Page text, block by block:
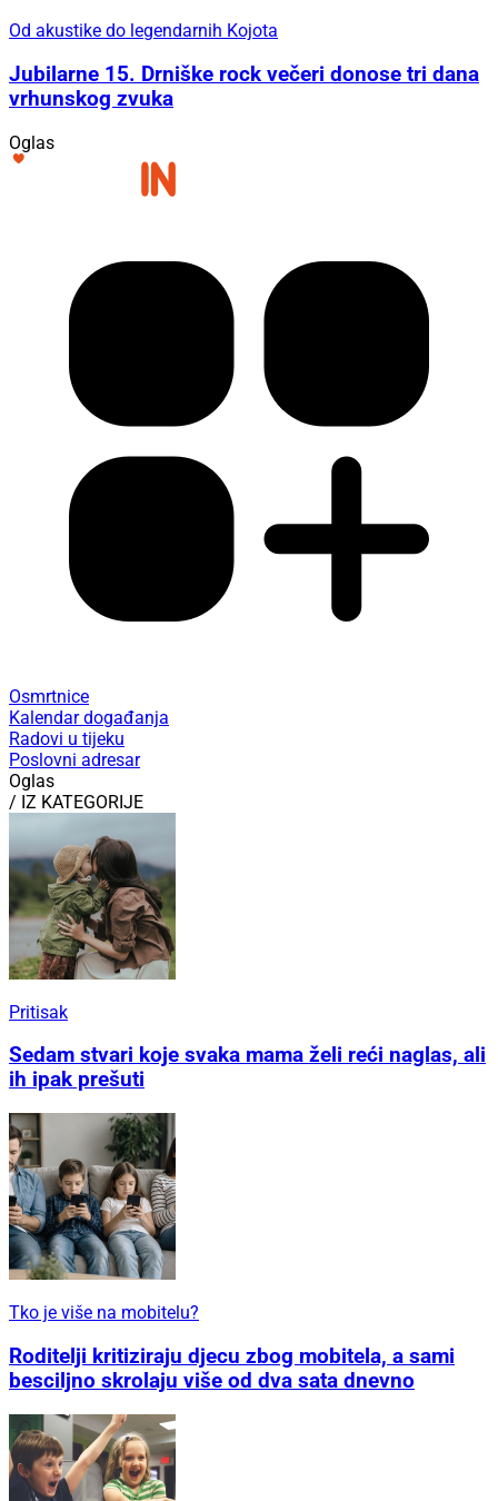
Od akustike do legendarnih Kojota
Jubilarne 15. Drniške rock večeri donose tri dana
vrhunskog zvuka
Oglas
Osmrtnice
Kalendar događanja
Radovi u tijeku
Poslovni adresar
Oglas
/ IZ KATEGORIJE
Pritisak
Sedam stvari koje svaka mama želi reći naglas, ali
ih ipak prešuti
Tko je više na mobitelu?
Roditelji kritiziraju djecu zbog mobitela, a sami
besciljno skrolaju više od dva sata dnevno